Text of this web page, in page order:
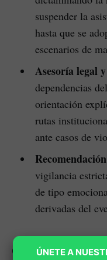
suspender la
hasta que se
escenarios de
Asesoría legal
dependencias
orientación
rutas
ante casos de
vigilancia
de tipo
derivadas del
Cuestionan
ÚNETE A